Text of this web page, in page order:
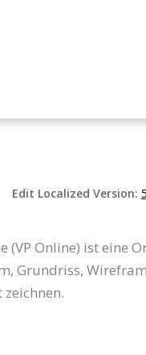
Edit Localized Version:
(VP Online) ist eine
Grundriss,